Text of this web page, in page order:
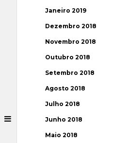
Janeiro 2019
Dezembro 2018
Novembro 2018
Outubro 2018
Setembro 2018
Agosto 2018
Julho 2018
Junho 2018
Maio 2018